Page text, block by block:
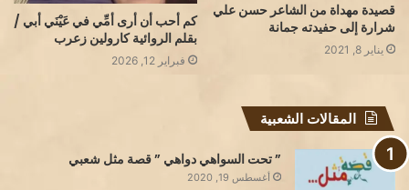
قصيدة مهداة من الشاعر حسن علي
شرارة إلى حفيدته جمانة
يناير 8, 2021
كم أحب أن أرى أمِّي في عَيْنَي أبي /
بقلم الروائية كارولين زعرب
فبراير 12, 2026
المقالات الشعبية
” تحت السواهي دواهي ” قصة مثل شعبي
أغسطس 19, 2020